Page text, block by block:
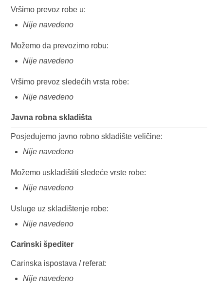
Vršimo prevoz robe u:
Nije navedeno
Možemo da prevozimo robu:
Nije navedeno
Vršimo prevoz sledećih vrsta robe:
Nije navedeno
Javna robna skladišta
Posjedujemo javno robno skladište veličine:
Nije navedeno
Možemo uskladištiti sledeće vrste robe:
Nije navedeno
Usluge uz skladištenje robe:
Nije navedeno
Carinski špediter
Carinska ispostava / referat:
Nije navedeno